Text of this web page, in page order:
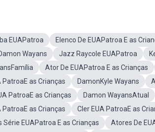
EUAPatroa Elenco De EUAPatroa E as
Wayans
Jazz Raycole EUAPatroa
Ator De EUAPatroa E as Crianças
PatroaE as Crianças
DamonKyle Wayans
PatroaE as Crianças
Damon WayansAtual
PatroaE as Crianças
Cler EUA PatroaE as
Série EUAPatroa E as Crianças
Atores De